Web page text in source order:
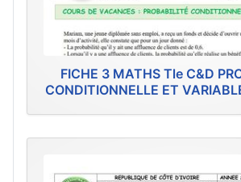
FICHE 3 MATHS Tle C&D
CONDITIONNELLE ET